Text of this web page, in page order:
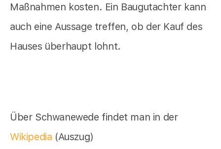
Maßnahmen kosten. Ein Baugutachter kann
auch eine Aussage treffen, ob der Kauf des
Hauses überhaupt lohnt.
Über Schwanewede findet man in der
Wikipedia (Auszug)